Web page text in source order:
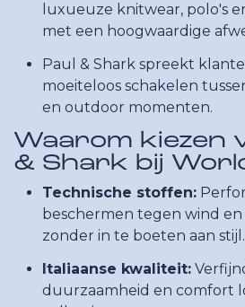
luxueuze knitwear, polo's
met een hoogwaardige
Paul & Shark spreekt
moeiteloos schakelen
en outdoor momenten.
Waarom kiezen
& Shark bij
Technische stoffen:
beschermen tegen wind en
zonder in te boeten aan stijl.
Italiaanse kwaliteit:
duurzaamheid en comfort